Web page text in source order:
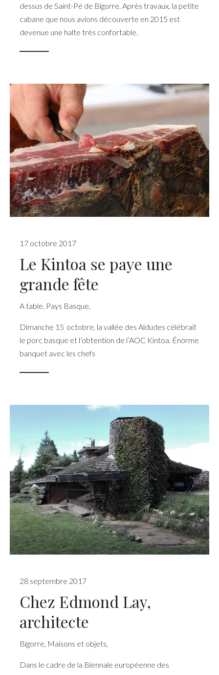
dessus de Saint-Pé de Bigorre. Après travaux, la petite
cabane que nous avions découverte en 2015 est
devenue une halte très confortable.
17 octobre 2017
Le Kintoa se paye une
grande fête
A table, Pays Basque,
Dimanche 15 octobre, la vallée des Aldudes célébrait
le porc basque et l’obtention de l’AOC Kintoa. Énorme
banquet avec les chefs
28 septembre 2017
Chez Edmond Lay,
architecte
Bigorre, Maisons et objets,
Dans le cadre de la Biennale européenne des